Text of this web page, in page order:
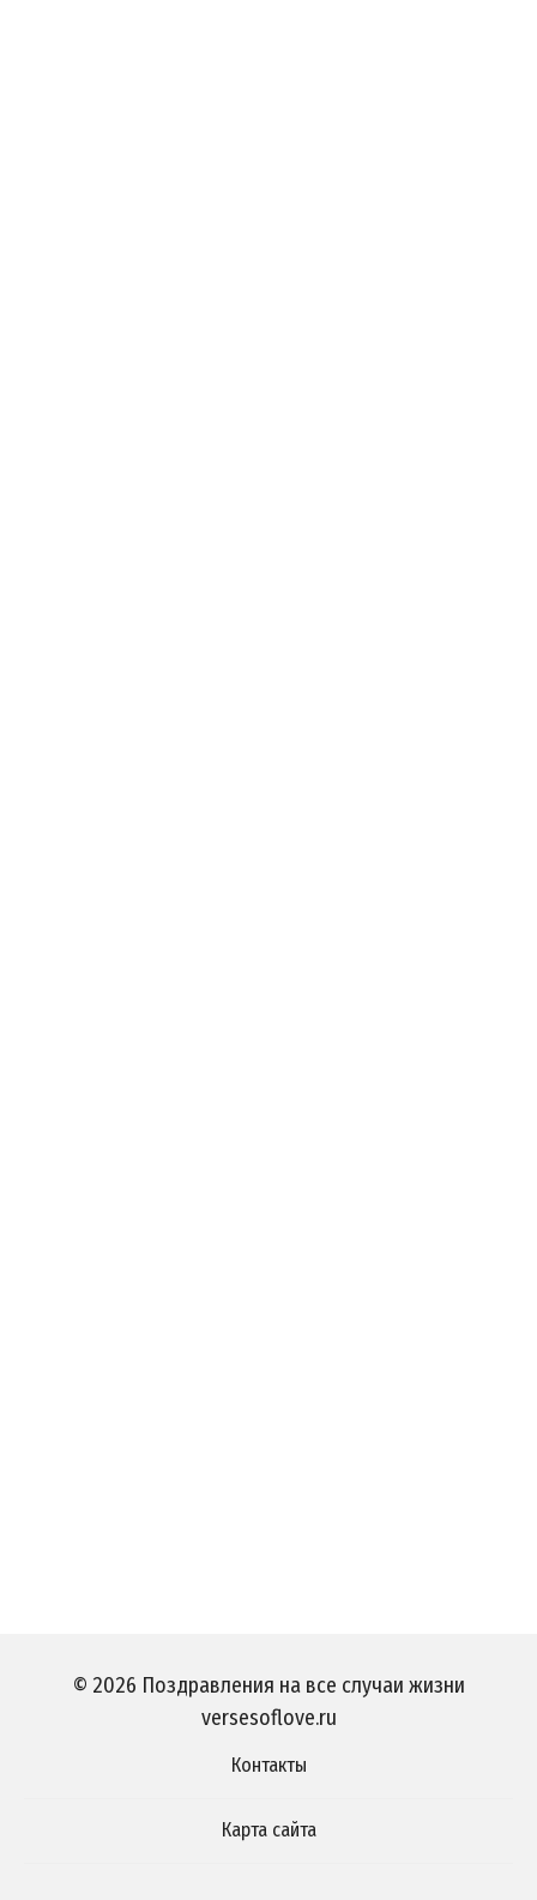
© 2026 Поздравления на все случаи жизни
versesoflove.ru
Контакты
Карта сайта